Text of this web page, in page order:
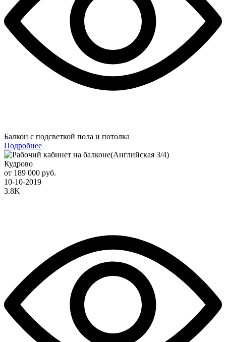
Балкон с подсветкой пола и потолка
Подробнее
Кудрово
от 189 000 руб.
10-10-2019
3.8K